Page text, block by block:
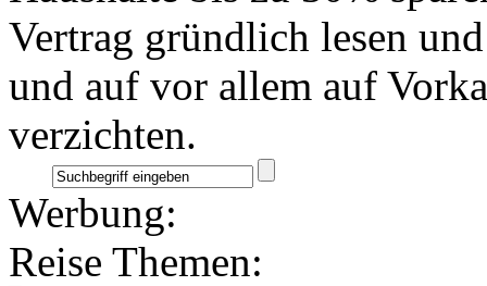
Vertrag gründlich lesen
und auf vor allem auf
verzichten.
Werbung:
Reise Themen: